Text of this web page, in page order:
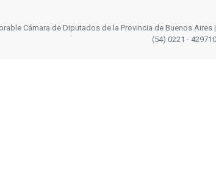
Cámara de Diputados de la Provincia de Buenos
(54) 0221 -